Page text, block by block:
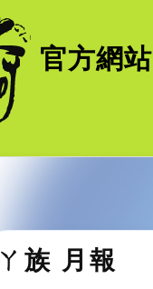
官方網站
ㄚ族 月報